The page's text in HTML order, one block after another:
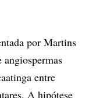
por Martins
angiospermas
entre
A hipótese